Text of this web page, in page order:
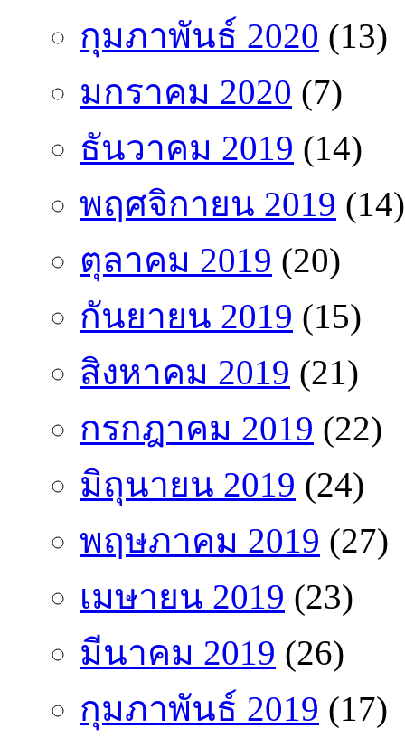
กุมภาพันธ์ 2020 (13)
มกราคม 2020 (7)
ธันวาคม 2019 (14)
พฤศจิกายน 2019 (14)
ตุลาคม 2019 (20)
กันยายน 2019 (15)
สิงหาคม 2019 (21)
กรกฎาคม 2019 (22)
มิถุนายน 2019 (24)
พฤษภาคม 2019 (27)
เมษายน 2019 (23)
มีนาคม 2019 (26)
กุมภาพันธ์ 2019 (17)